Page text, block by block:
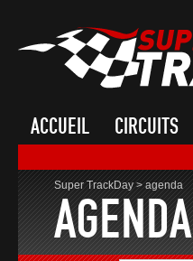
ACCUEIL CIRCUITS
Super TrackDay>agenda